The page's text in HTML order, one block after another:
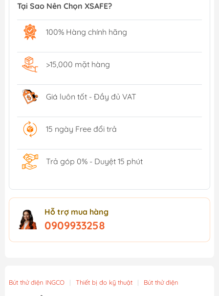
Tại Sao Nên Chọn XSAFE?
100% Hàng chính hãng
>15,000 mặt hàng
Giá luôn tốt - Đầy đủ VAT
15 ngày Free đổi trả
Trả góp 0% - Duyệt 15 phút
Hỗ trợ mua hàng
0909933258
Bút thử điện INGCO | Thiết bị đo kỹ thuật | Bút thử điện